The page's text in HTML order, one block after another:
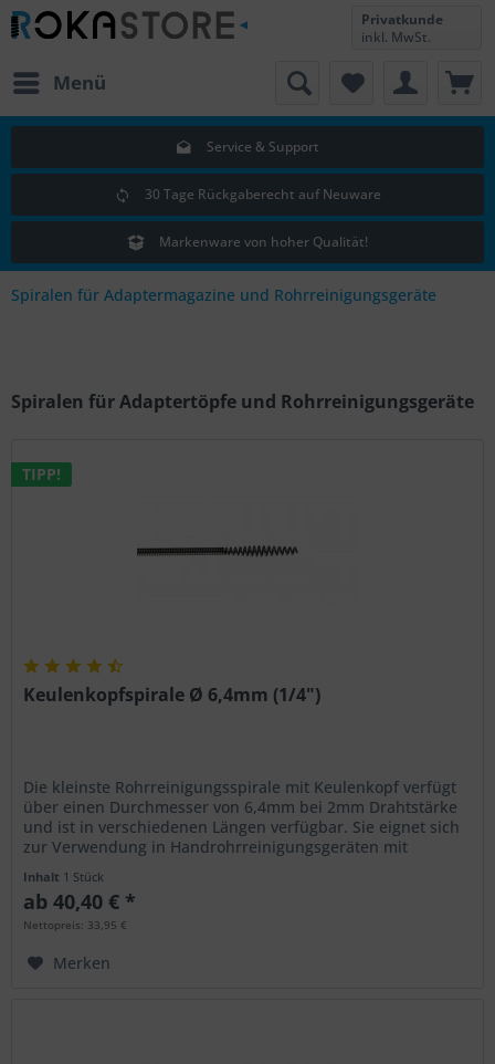
Menü
Privatkunde
inkl. MwSt.
Service & Support
30 Tage Rückgaberecht auf Neuware
Markenware von hoher Qualität!
Spiralen für Adaptermagazine und Rohrreinigungsgeräte
Spiralen für Adaptertöpfe und Rohrreinigungsgeräte
TIPP!
Keulenkopfspirale Ø 6,4mm (1/4")
Die kleinste Rohrreinigungsspirale mit Keulenkopf verfügt
über einen Durchmesser von 6,4mm bei 2mm Drahtstärke
und ist in verschiedenen Längen verfügbar. Sie eignet sich
zur Verwendung in Handrohrreinigungsgeräten mit
Inhalt 1 Stück
ab 40,40 € *
Nettopreis: 33,95 €
Merken